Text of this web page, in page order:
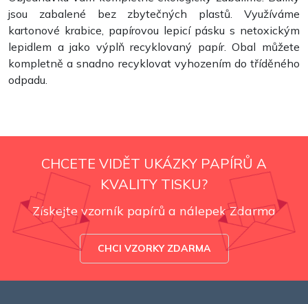
jsou zabalené bez zbytečných plastů. Využíváme
kartonové krabice, papírovou lepicí pásku s netoxickým
lepidlem a jako výplň recyklovaný papír. Obal můžete
kompletně a snadno recyklovat vyhozením do tříděného
odpadu.
CHCETE VIDĚT UKÁZKY PAPÍRŮ A
KVALITY TISKU?
Získejte vzorník papírů a nálepek Zdarma
CHCI VZORKY ZDARMA